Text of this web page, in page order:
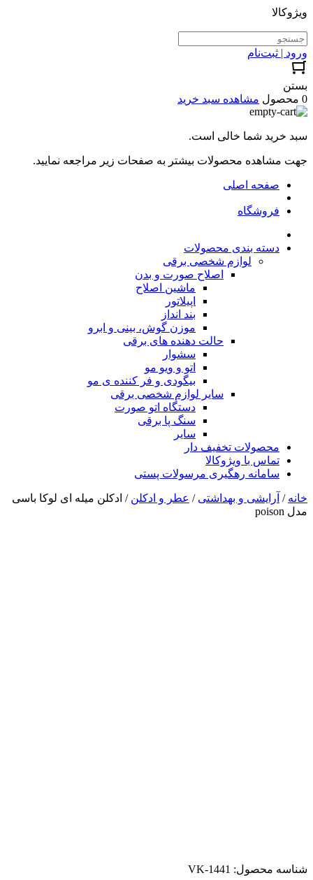
ویژوکالا
ورود | ثبت‌نام
بستن
0 محصول
مشاهده سبد خرید
سبد خرید شما خالی است.
جهت مشاهده محصولات بیشتر به صفحات زیر مراجعه نمایید.
صفحه اصلی
فروشگاه
دسته بندی محصولات
لوازم شخصی برقی
اصلاح صورت و بدن
ماشین اصلاح
اپیلاتور
بند انداز
موزن گوش، بینی و ابرو
حالت دهنده های برقی
سشوار
اتو و ویو مو
بیگودی و فر کننده ی مو
سایر لوازم شخصی برقی
دستگاه اتو صورت
سنگ پا برقی
سایر
محصولات تخفیف دار
تماس با ویژوکالا
سامانه رهگیری مرسولات پستی
خانه / آرایشی و بهداشتی / عطر و ادکلن / ادکلن میله ای لوکا باسی
مدل poison
شناسه محصول: VK-1441